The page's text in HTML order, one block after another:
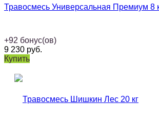
Травосмесь Универсальная Премиум 8
+92 бонус(ов)
9 230 руб.
Купить